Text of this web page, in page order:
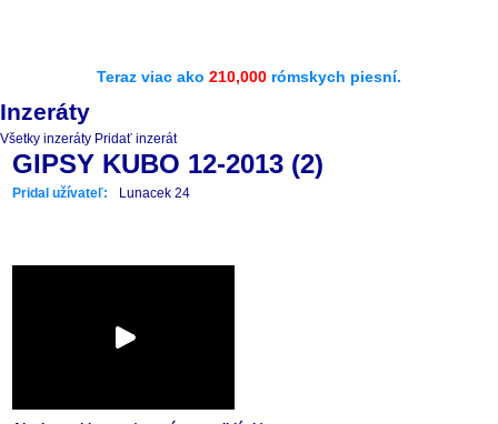
Teraz viac ako 210,000 rómskych piesní.
Inzeráty
Všetky inzeráty Pridať inzerát
GIPSY KUBO 12-2013 (2)
Pridal užívateľ: Lunacek 24